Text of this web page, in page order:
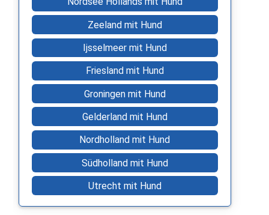
Zeeland mit Hund
Ijsselmeer mit Hund
Friesland mit Hund
Groningen mit Hund
Gelderland mit Hund
Nordholland mit Hund
Südholland mit Hund
Utrecht mit Hund